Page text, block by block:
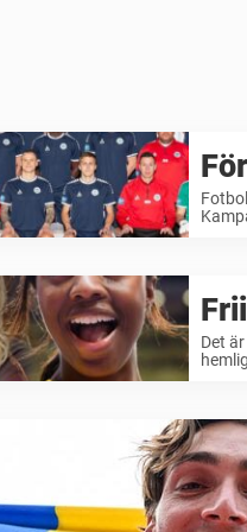
Det